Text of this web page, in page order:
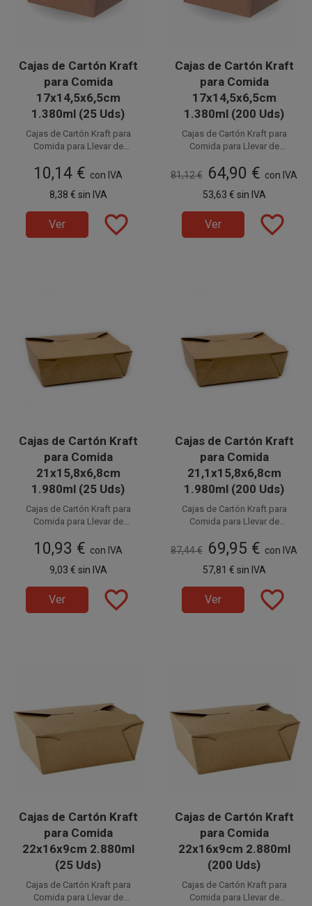
Cajas de Cartón Kraft
para Comida
17x14,5x6,5cm
1.380ml (25 Uds)
Cajas de Cartón Kraft para
Comida para Llevar de
Fabricadas en cartón, son 100%
reciclables. La mejor
elección para disfrutar de tus
ecológicos, respetando
el medio ambiente y la
paquetes de 25 unidades.
10,14 € con IVA
8,38 € sin IVA
Ver favorite_border
Cajas de Cartón Kraft
para Comida
17x14,5x6,5cm
1.380ml (200 Uds)
Cajas de Cartón Kraft para
Comida para Llevar de
Fabricadas en cartón, son 100%
reciclables. La mejor
elección para disfrutar de tus
ecológicos, respetando
el medio ambiente y la
de 200 unidades, distribuidas
en 8 paquetes de 25 unidades.
81,12 € 64,90 € con IVA
53,63 € sin IVA
Ver favorite_border
Cajas de Cartón Kraft
para Comida
21x15,8x6,8cm
1.980ml (25 Uds)
Cajas de Cartón Kraft para
Comida para Llevar de
Fabricadas en cartón, son 100%
reciclables. La mejor
elección para disfrutar de tus
envases desechables
ecológicos, respetando
el medio ambiente y la
paquetes de 25 unidades.
10,93 € con IVA
9,03 € sin IVA
Ver favorite_border
Cajas de Cartón Kraft
para Comida
21,1x15,8x6,8cm
1.980ml (200 Uds)
Cajas de Cartón Kraft para
Comida para Llevar de
Fabricadas en cartón, son 100%
reciclables. La mejor
elección para disfrutar de tus
envases desechables
ecológicos, respetando
el medio ambiente y la
de 200 unidades, distribuidas
en 8 paquetes de 25 unidades.
87,44 € 69,95 € con IVA
57,81 € sin IVA
Ver favorite_border
Cajas de Cartón Kraft
para Comida
22x16x9cm 2.880ml
(25 Uds)
Cajas de Cartón Kraft para
Comida para Llevar de
Cajas de Cartón Kraft
para Comida
22x16x9cm 2.880ml
(200 Uds)
Cajas de Cartón Kraft para
Comida para Llevar de